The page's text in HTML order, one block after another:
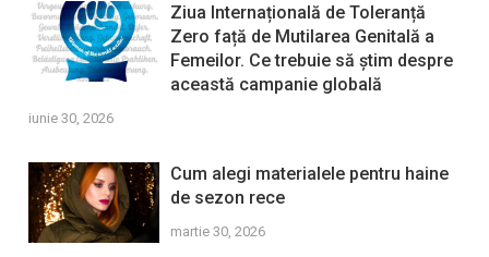
Ziua Internațională de Toleranță
Zero față de Mutilarea Genitală a
Femeilor. Ce trebuie să știm despre
această campanie globală
iunie 30, 2026
Cum alegi materialele pentru haine
de sezon rece
martie 30, 2026